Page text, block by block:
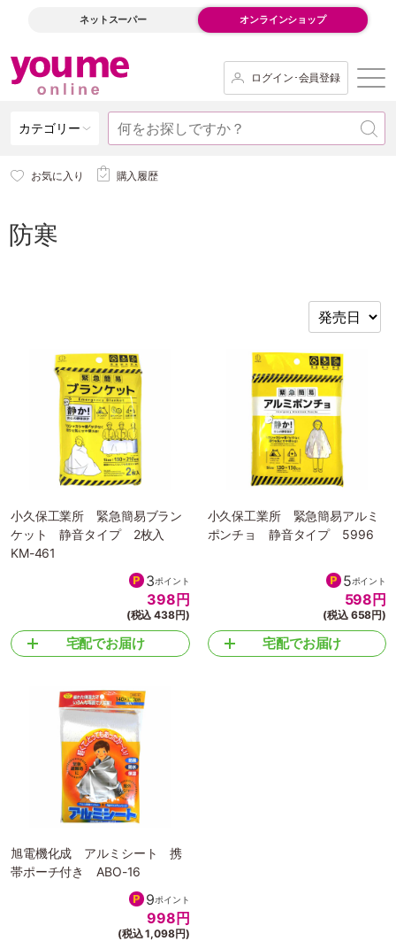
ネットスーパー オンラインショップ
ログイン･会員登録
カテゴリー
お気に入り 購入履歴
防寒
小久保工業所 緊急簡易ブラン
ケット 静音タイプ 2枚入
KM-461
3ポイント
398 円
(税込 438円)
宅配でお届け
小久保工業所 緊急簡易アルミ
ポンチョ 静音タイプ 5996
5ポイント
598 円
(税込 658円)
宅配でお届け
旭電機化成 アルミシート 携
帯ポーチ付き ABO-16
9ポイント
998 円
(税込 1,098円)